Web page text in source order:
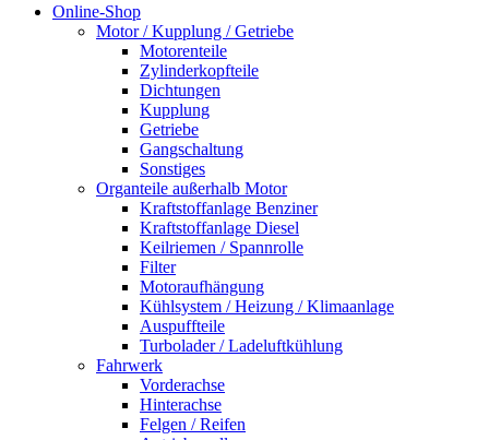
Online-Shop
Motor / Kupplung / Getriebe
Motorenteile
Zylinderkopfteile
Dichtungen
Kupplung
Getriebe
Gangschaltung
Sonstiges
Organteile außerhalb Motor
Kraftstoffanlage Benziner
Kraftstoffanlage Diesel
Keilriemen / Spannrolle
Filter
Motoraufhängung
Kühlsystem / Heizung / Klimaanlage
Auspuffteile
Turbolader / Ladeluftkühlung
Fahrwerk
Vorderachse
Hinterachse
Felgen / Reifen